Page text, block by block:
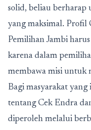
solid, beliau
yang maksimal. Profil
Pemilihan Jambi
karena dalam
membawa misi untuk
Bagi masyarakat
tentang Cek Endra
diperoleh melalui